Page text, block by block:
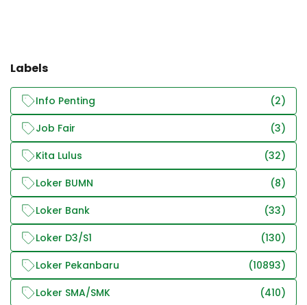
Labels
Info Penting
(2)
Job Fair
(3)
Kita Lulus
(32)
Loker BUMN
(8)
Loker Bank
(33)
Loker D3/S1
(130)
Loker Pekanbaru
(10893)
Loker SMA/SMK
(410)